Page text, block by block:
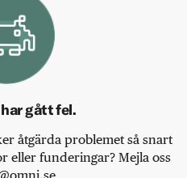
gått fel.
åtgärda problemet så snart
eller funderingar? Mejla oss